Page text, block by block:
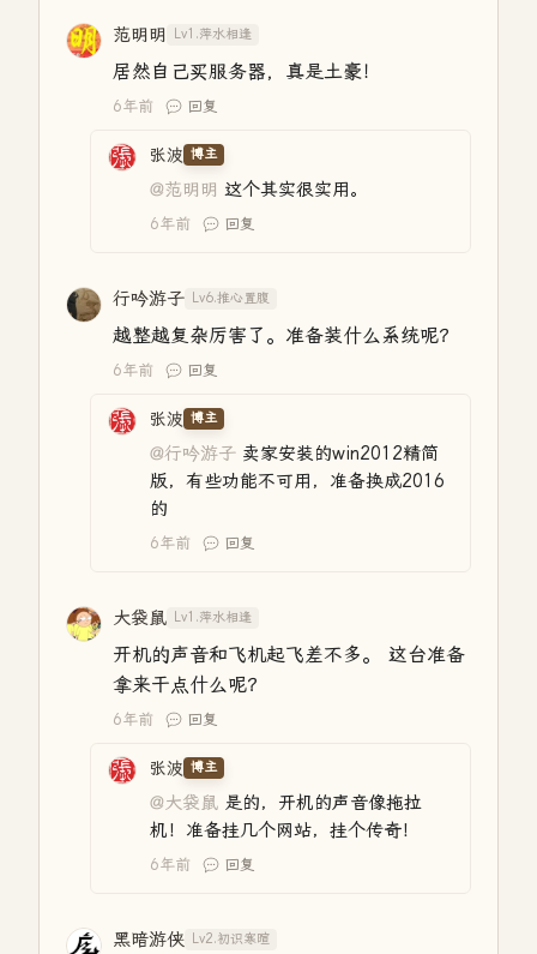
范明明 Lv1.萍水相逢
居然自己买服务器，真是土豪！
6年前 回复
张波 博主
@范明明 这个其实很实用。
6年前 回复
行吟游子 Lv6.推心置腹
越整越复杂厉害了。准备装什么系统呢？
6年前 回复
张波 博主
@行吟游子 卖家安装的win2012精简
版，有些功能不可用，准备换成2016
的
6年前 回复
大袋鼠 Lv1.萍水相逢
开机的声音和飞机起飞差不多。 这台准备
拿来干点什么呢？
6年前 回复
张波 博主
@大袋鼠 是的，开机的声音像拖拉
机！准备挂几个网站，挂个传奇！
6年前 回复
黑暗游侠 Lv2.初识寒暄